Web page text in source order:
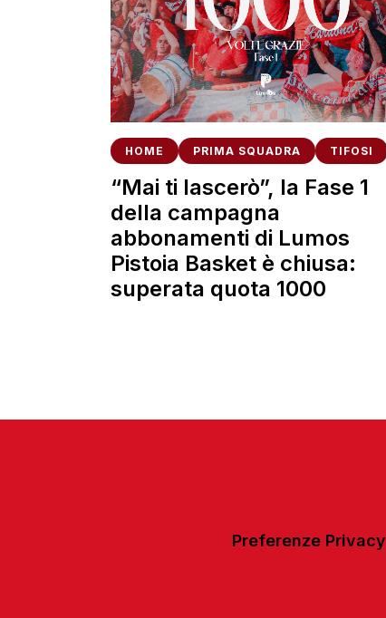
HOME PRIMA SQUADRA TIFOSI
“Mai ti lascerò”, la Fase 1
della campagna
abbonamenti di Lumos
Pistoia Basket è chiusa:
superata quota 1000
Preferenze Privacy